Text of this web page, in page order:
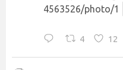
4563526/photo/1
4 12